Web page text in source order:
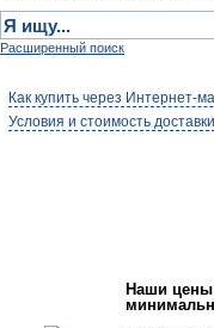
Расширенный поиск
Как купить через Интернет-
Условия и стоимость доставки
Наши цены